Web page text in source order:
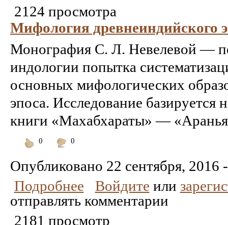
2124 просмотра
Мифология древнеиндийского
Монография С. Л. Невелевой —
индологии попытка
основных мифологических
эпоса. Исследование базируется
книги «Махабхараты» —
0
0
Опубликовано 22 сентября, 2016
Подробнее
Войдите или
отправлять комментарии
2181 просмотр